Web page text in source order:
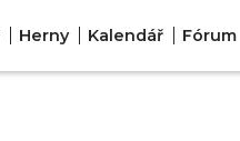
Herny Kalendář Fórum